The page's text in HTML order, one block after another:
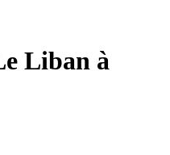
Liban à